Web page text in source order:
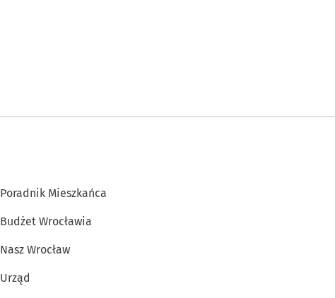
Poradnik Mieszkańca
Budżet Wrocławia
Nasz Wrocław
Urząd